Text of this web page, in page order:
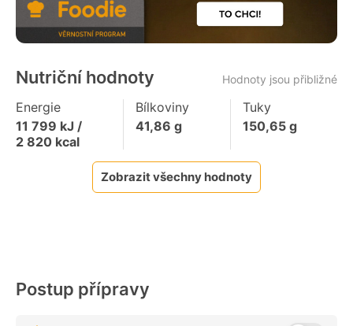
Nutriční hodnoty Hodnoty jsou přibližné
Energie
11 799 kJ /
2 820 kcal
Bílkoviny
41,86 g
Tuky
150,65g
Zobrazit všechny hodnoty
Postup přípravy